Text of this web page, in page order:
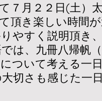
７月２２日(土
頂き楽しい時間
やすく説明頂き
は、九冊八帰帆
ついて考える一
切さも感じた一日